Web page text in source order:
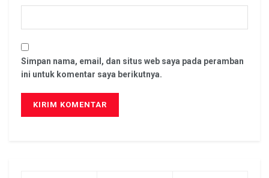
Simpan nama, email, dan situs web saya pada peramban
ini untuk komentar saya berikutnya.